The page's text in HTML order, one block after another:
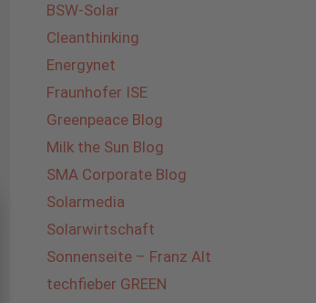
BSW-Solar
Cleanthinking
Energynet
Fraunhofer ISE
Greenpeace Blog
Milk the Sun Blog
SMA Corporate Blog
Solarmedia
Solarwirtschaft
Sonnenseite – Franz Alt
techfieber GREEN